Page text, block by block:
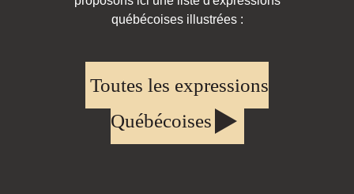
québécoises illustrées :
Toutes les expressions
Québécoises